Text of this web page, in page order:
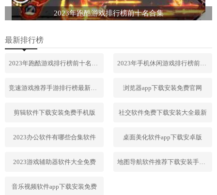
2023年跑酷游戏排行榜前十名合集
最新排行榜
2023年手机休闲游戏排行榜前十名
浏览器app下载安装免费官网
剪辑软件下载安装免费手机版 社交软件免费下载安装大全最新
2023办公软件有哪些合集软件 桌面美化软件app下载安卓版
2023游戏辅助器软件大全免费 地图导航软件推荐下载安装手机版
音乐视频软件app下载安装免费